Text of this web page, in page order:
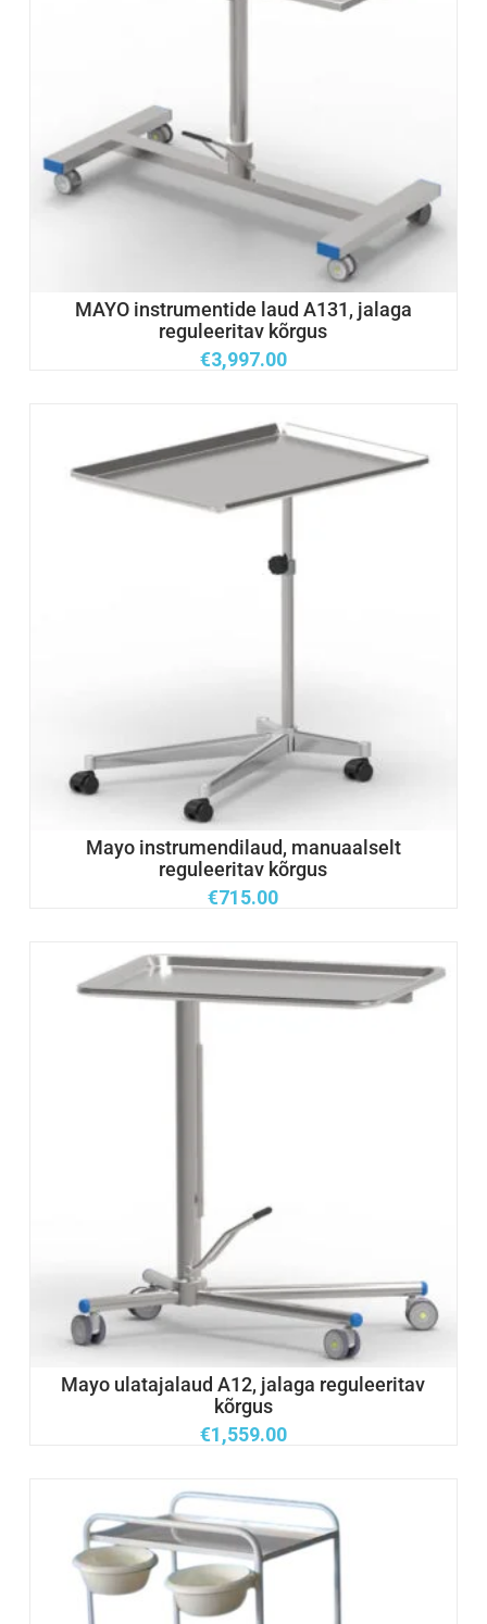
MAYO instrumentide laud A131, jalaga
reguleeritav kõrgus
€3,997.00
Mayo instrumendilaud, manuaalselt
reguleeritav kõrgus
€715.00
Mayo ulatajalaud A12, jalaga reguleeritav
kõrgus
€1,559.00